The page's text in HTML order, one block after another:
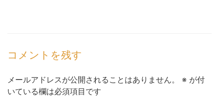
コメントを残す
メールアドレスが公開されることはありません。 ※ が付
いている欄は必須項目です